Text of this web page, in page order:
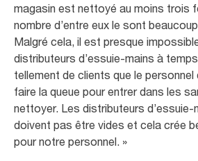
magasin est nettoyé au moins trois
nombre d’entre eux le sont
Malgré cela, il est presque
distributeurs d’essuie-mains à
tellement de clients que le
faire la queue pour entrer dans les
nettoyer. Les distributeurs d’essuie-
doivent pas être vides et cela crée
pour notre personnel. »